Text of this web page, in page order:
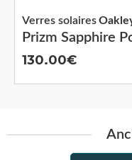
Prizm Sapphire
Verres solaires
130.00